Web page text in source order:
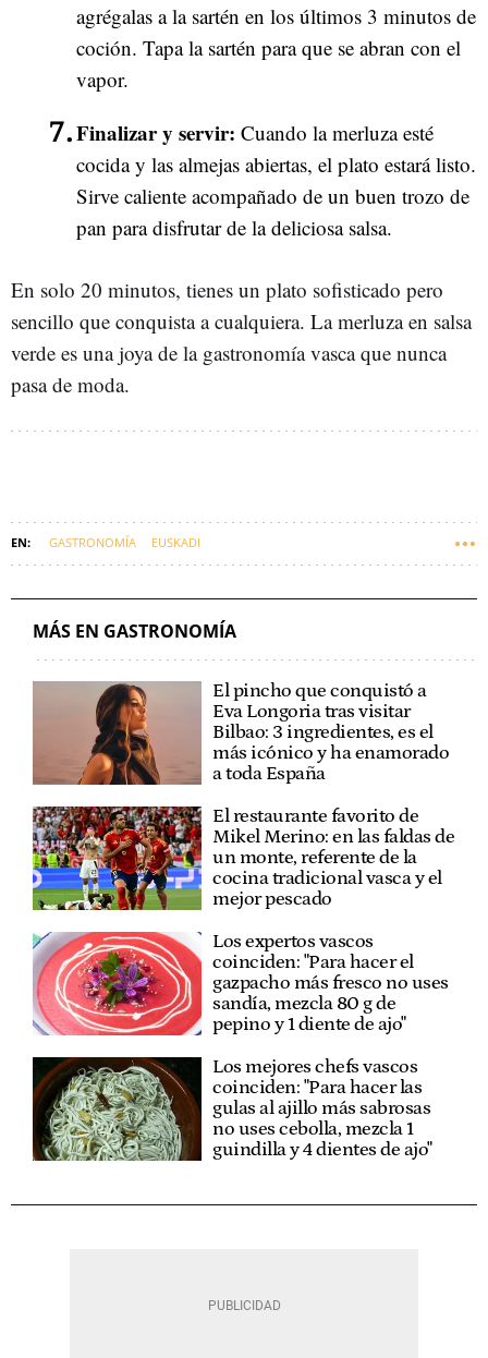
agrégalas a la sartén en los últimos 3 minutos de
coción. Tapa la sartén para que se abran con el
vapor.
Finalizar y servir: Cuando la merluza esté
cocida y las almejas abiertas, el plato estará listo.
Sirve caliente acompañado de un buen trozo de
pan para disfrutar de la deliciosa salsa.
En solo 20 minutos, tienes un plato sofisticado pero
sencillo que conquista a cualquiera. La merluza en salsa
verde es una joya de la gastronomía vasca que nunca
pasa de moda.
GASTRONOMÍA EUSKADI
MÁS EN GASTRONOMÍA
El pincho que conquistó a
Eva Longoria tras visitar
Bilbao: 3 ingredientes, es el
más icónico y ha enamorado
a toda España
El restaurante favorito de
Mikel Merino: en las faldas de
un monte, referente de la
cocina tradicional vasca y el
mejor pescado
Los expertos vascos
coinciden: "Para hacer el
gazpacho más fresco no uses
sandía, mezcla 80 g de
pepino y 1 diente de ajo"
Los mejores chefs vascos
coinciden: "Para hacer las
gulas al ajillo más sabrosas
no uses cebolla, mezcla 1
guindilla y 4 dientes de ajo"